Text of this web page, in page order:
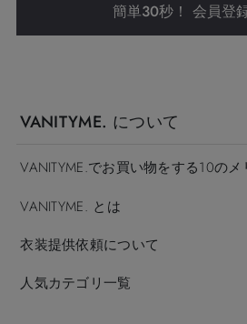
簡単30秒！ 会員登
VANITYME. について
VANITYME.でお買い物をする10のメ
VANITYME. とは
衣装提供依頼について
人気カテゴリ一覧